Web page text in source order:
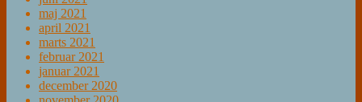
maj 2021
april 2021
marts 2021
februar 2021
januar 2021
december 2020